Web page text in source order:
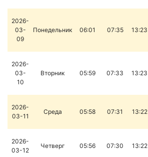
2026-
03-
09
Понедельник 06:01 07:35 13:23
2026-
03-
10
Вторник 05:59 07:33 13:23
2026-
03-11
Среда 05:58 07:31 13:22
2026-
03-12
Четверг 05:56 07:30 13:22